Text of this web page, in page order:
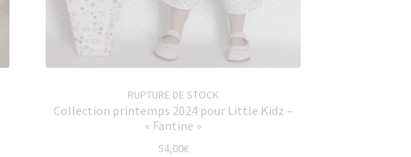
RUPTURE DE STOCK
Collection printemps 2024 pour Little Kidz –
« Fantine »
54,00€